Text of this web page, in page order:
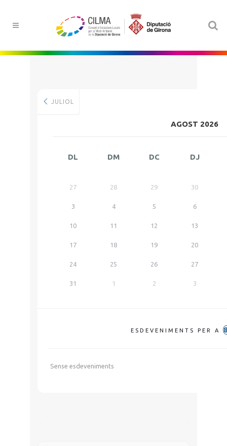
JULIOL
AGOST 2026
DL DM DC DJ
27 28 29 30
3 4 5 6
10 11 12 13
17 18 19 20
24 25 26 27
31 1 2 3
ESDEVENIMENTS PER A
Sense esdeveniments